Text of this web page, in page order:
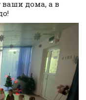
ваши дома, а в